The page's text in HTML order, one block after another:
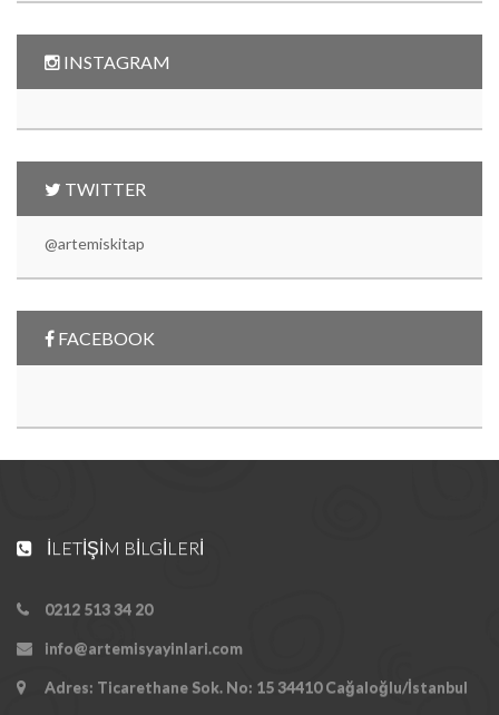
INSTAGRAM
TWITTER
@artemiskitap
FACEBOOK
İLETIŞIM BILGILERI
0212 513 34 20
info@artemisyayinlari.com
Adres: Ticarethane Sok. No: 15 34410 Cağaloğlu/İstanbul